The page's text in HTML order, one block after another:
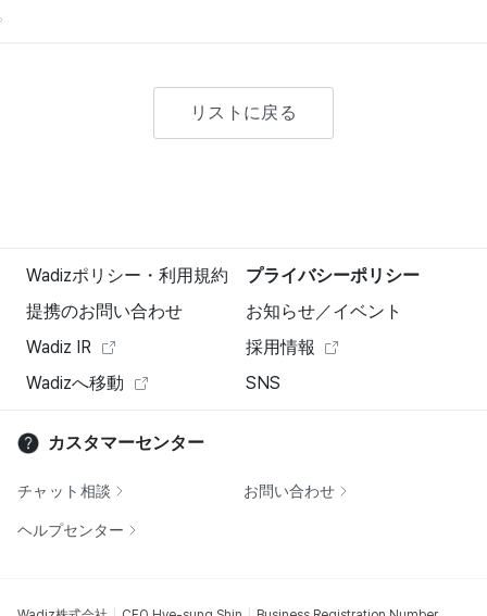
リストに戻る
Wadizポリシー・利用規約
プライバシーポリシー
提携のお問い合わせ
お知らせ／イベント
Wadiz IR
採用情報
Wadizへ移動
SNS
カスタマーセンター
チャット相談 お問い合わせ
ヘルプセンター